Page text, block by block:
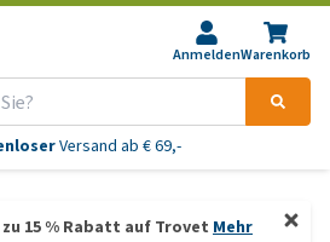
AnmeldenWarenkorb
bestellt:morgen geliefert*
15 % Rabatt auf Trovet Mehr